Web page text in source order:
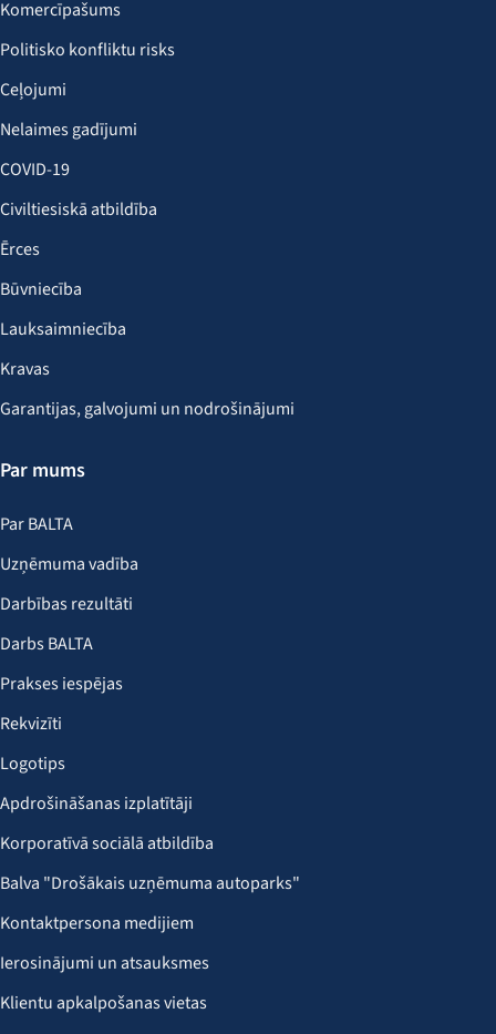
Komercīpašums
Politisko konfliktu risks
Ceļojumi
Nelaimes gadījumi
COVID-19
Civiltiesiskā atbildība
Ērces
Būvniecība
Lauksaimniecība
Kravas
Garantijas, galvojumi un nodrošinājumi
Par mums
Par BALTA
Uzņēmuma vadība
Darbības rezultāti
Darbs BALTA
Prakses iespējas
Rekvizīti
Logotips
Apdrošināšanas izplatītāji
Korporatīvā sociālā atbildība
Balva "Drošākais uzņēmuma autoparks"
Kontaktpersona medijiem
Ierosinājumi un atsauksmes
Klientu apkalpošanas vietas